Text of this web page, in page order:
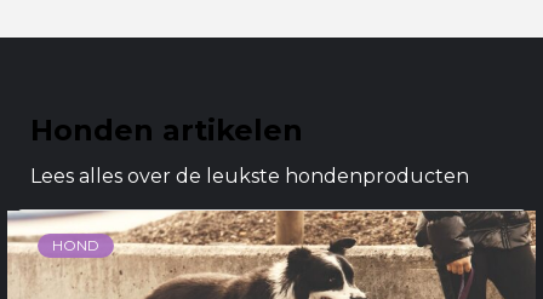
Honden artikelen
Lees alles over de leukste hondenproducten
HOND